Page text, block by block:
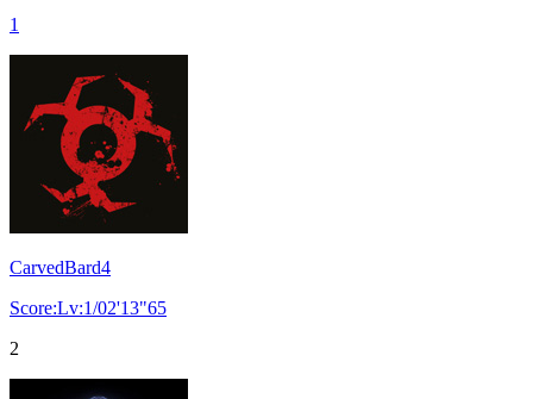
1
CarvedBard4
Score:Lv:1/02'13"65
2